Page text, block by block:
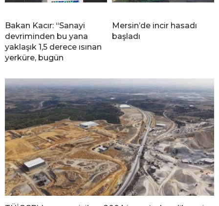
Bakan Kacır: “Sanayi
devriminden bu yana
yaklaşık 1,5 derece ısınan
yerküre, bugün
Mersin’de incir hasadı
başladı